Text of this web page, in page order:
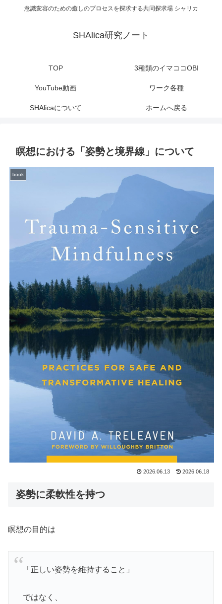
意識変容のための癒しのプロセスを探求する共同探求場 シャリカ
SHAlica研究ノート
TOP 3種類のイマココOBI
YouTube動画 ワーク各種
SHAlicaについて ホームへ戻る
瞑想における「姿勢と境界線」について
book
2026.06.13 2026.06.18
姿勢に柔軟性を持つ
瞑想の目的は
「正しい姿勢を維持すること」
ではなく、